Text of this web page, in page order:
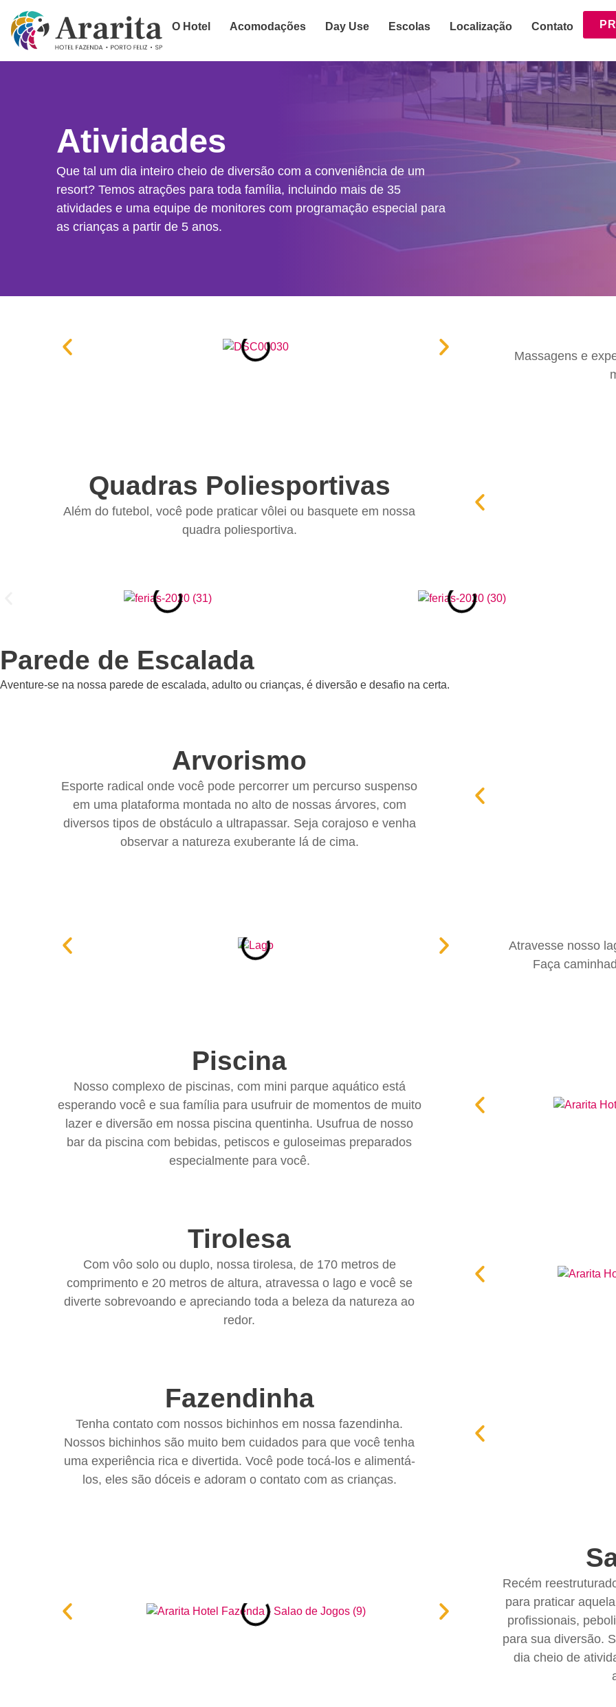
O Hotel Acomodações Day Use Escolas Localização Contato
Atividades
Que tal um dia inteiro cheio de diversão com a conveniência de um
resort? Temos atrações para toda família, incluindo mais de 35
atividades e uma equipe de monitores com programação especial para
as crianças a partir de 5 anos.
Massagens e
Quadras Poliesportivas
Além do futebol, você pode praticar vôlei ou basquete em nossa
quadra poliesportiva.
Parede de Escalada
Aventure-se na nossa parede de escalada, adulto ou crianças, é diversão e desafio na certa.
Arvorismo
Esporte radical onde você pode percorrer um percurso suspenso
em uma plataforma montada no alto de nossas árvores, com
diversos tipos de obstáculo a ultrapassar. Seja corajoso e venha
observar a natureza exuberante lá de cima.
Atravesse nosso
Faça
Piscina
Nosso complexo de piscinas, com mini parque aquático está
esperando você e sua família para usufruir de momentos de muito
lazer e diversão em nossa piscina quentinha. Usufrua de nosso
bar da piscina com bebidas, petiscos e guloseimas preparados
especialmente para você.
Tirolesa
Com vôo solo ou duplo, nossa tirolesa, de 170 metros de
comprimento e 20 metros de altura, atravessa o lago e você se
diverte sobrevoando e apreciando toda a beleza da natureza ao
redor.
Fazendinha
Tenha contato com nossos bichinhos em nossa fazendinha.
Nossos bichinhos são muito bem cuidados para que você tenha
uma experiência rica e divertida. Você pode tocá-los e alimentá-
los, eles são dóceis e adoram o contato com as crianças.
Recém
para praticar
profissionais,
para sua diversão.
dia cheio de